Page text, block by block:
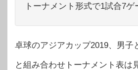
トーナメント形式で1試合7ゲ
卓球のアジアカップ2019、男子
と組み合わせトーナメント表は